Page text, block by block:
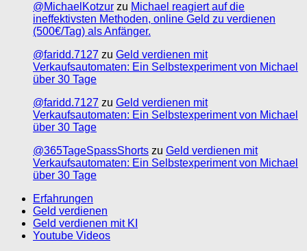
@MichaelKotzur zu Michael reagiert auf die
ineffektivsten Methoden, online Geld zu verdienen
(500€/Tag) als Anfänger.
@faridd.7127 zu Geld verdienen mit
Verkaufsautomaten: Ein Selbstexperiment von Michael
über 30 Tage
@faridd.7127 zu Geld verdienen mit
Verkaufsautomaten: Ein Selbstexperiment von Michael
über 30 Tage
@365TageSpassShorts zu Geld verdienen mit
Verkaufsautomaten: Ein Selbstexperiment von Michael
über 30 Tage
Erfahrungen
Geld verdienen
Geld verdienen mit KI
Youtube Videos